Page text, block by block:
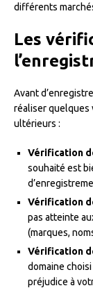
différents
Les
Avant
réaliser quelques
ultérieurs :
Vérification
souhaité est
Vérification
pas atteinte
(marques,
Vérification
domaine
préjudice à